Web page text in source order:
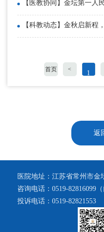
【医教协同】金坛第一人
训
【科教动态】金秋启新程
首页 < 1
返
医院地址：江苏省常州市金
咨询电话：0519-82816099
投诉电话：0519-82821553